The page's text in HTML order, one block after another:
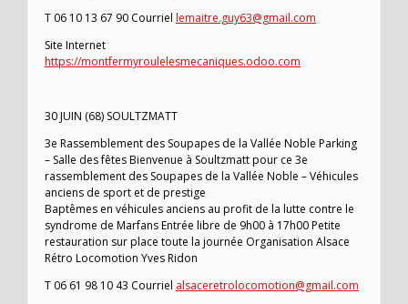
T 06 10 13 67 90 Courriel lemaitre.guy63@gmail.com
Site Internet
https://montfermyroulelesmecaniques.odoo.com
30 JUIN (68) SOULTZMATT
3e Rassemblement des Soupapes de la Vallée Noble Parking
– Salle des fêtes Bienvenue à Soultzmatt pour ce 3e
rassemblement des Soupapes de la Vallée Noble – Véhicules
anciens de sport et de prestige
Baptêmes en véhicules anciens au profit de la lutte contre le
syndrome de Marfans Entrée libre de 9h00 à 17h00 Petite
restauration sur place toute la journée Organisation Alsace
Rétro Locomotion Yves Ridon
T 06 61 98 10 43 Courriel alsaceretrolocomotion@gmail.com